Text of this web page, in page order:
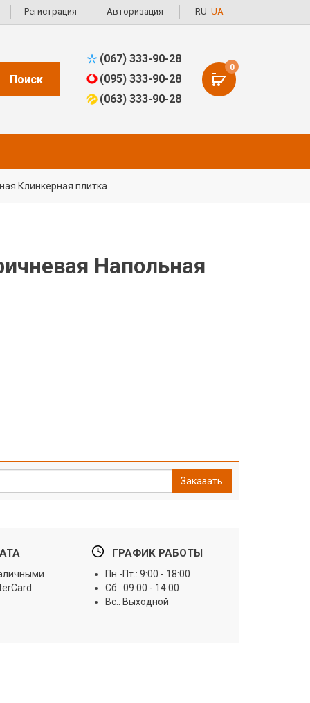
Регистрация Авторизация RU UA
Поиск
(067) 333-90-28
(095) 333-90-28
(063) 333-90-28
0
Клинкерная плитка
Напольная
Заказать
ГРАФИК РАБОТЫ
Пн.-Пт.: 9:00 - 18:00
Сб.: 09:00 - 14:00
Вс.: Выходной